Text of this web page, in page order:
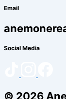
Email
Social Media
© 2026